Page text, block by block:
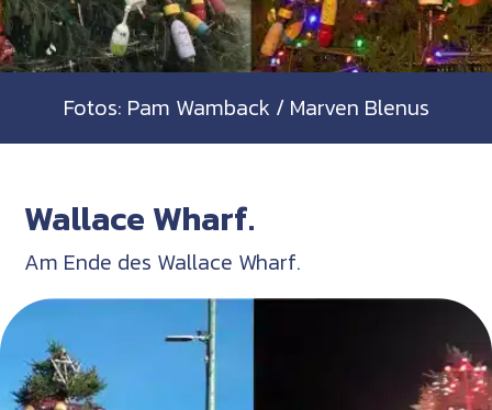
Fotos: Pam Wamback / Marven Blenus
Wallace Wharf.
Am Ende des Wallace Wharf.